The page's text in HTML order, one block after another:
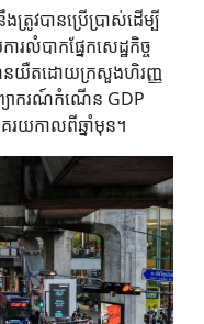
រូវបានប្រើប្រាស់ដើម្បី
លំបាកផ្នែកសេដ្ឋកិច្ច
យឺតដោយក្រសួងហិរញ្ញ
យាករណ៍កំណើន GDP
រយកាលពីឆ្នាំមុន។